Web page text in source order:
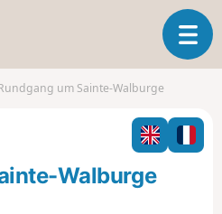
T
o
l
n
um Sainte-Walburge
Walburge